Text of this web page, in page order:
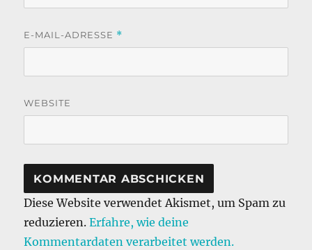
E-MAIL-ADRESSE *
WEBSITE
Diese Website verwendet Akismet, um Spam zu
reduzieren.Erfahre, wie deine
Kommentardaten verarbeitet werden.